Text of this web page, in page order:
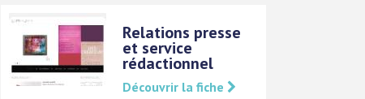
Relations presse
et service
rédactionnel
Découvrir la fiche